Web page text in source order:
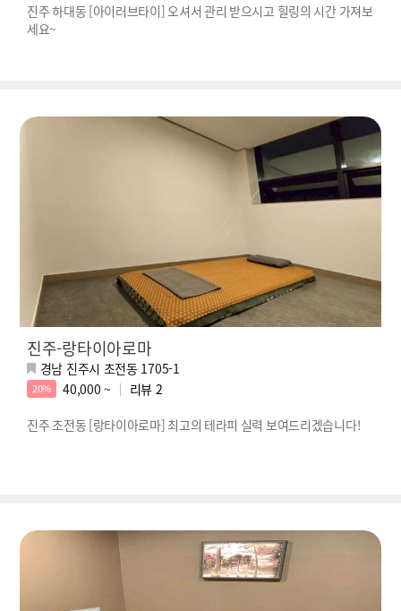
진주 하대동 [아이러브타이] 오셔서 관리 받으시고 힐링의 시간 가져보
세요~
진주-랑타이아로마
경남 진주시 초전동 1705-1
20% 40,000 ~ 리뷰 2
진주 초전동 [랑타이아로마] 최고의 테라피 실력 보여드리겠습니다!